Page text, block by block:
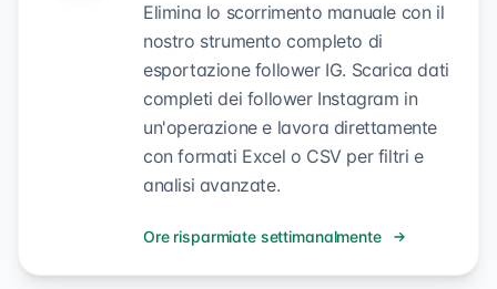
Elimina lo scorrimento manuale con il
nostro strumento completo di
esportazione follower IG. Scarica dati
completi dei follower Instagram in
un'operazione e lavora direttamente
con formati Excel o CSV per filtri e
analisi avanzate.
Ore risparmiate settimanalmente